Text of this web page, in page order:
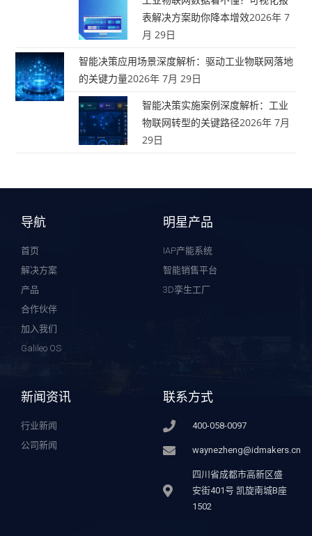
表解决方案助你降本增效2026年 7
月 29日
智能决策应用场景深度解析：驱动工业物联网落地
的关键力量2026年 7月 29日
智能决策实施案例深度解析：工业
物联网转型的关键路径2026年 7月
29日
导航
首页
解决方案
产品
合作伙伴
加入我们
Galileo OS
明星产品
IAP产能系统
智能销售平台
3D孪生工厂
新闻资讯
行业新闻
公司新闻
联系方式
400-058-0097
waynezheng@idmakers.cn
四川省成都市高新区盛
安街401号 凯旋南城B座
1502